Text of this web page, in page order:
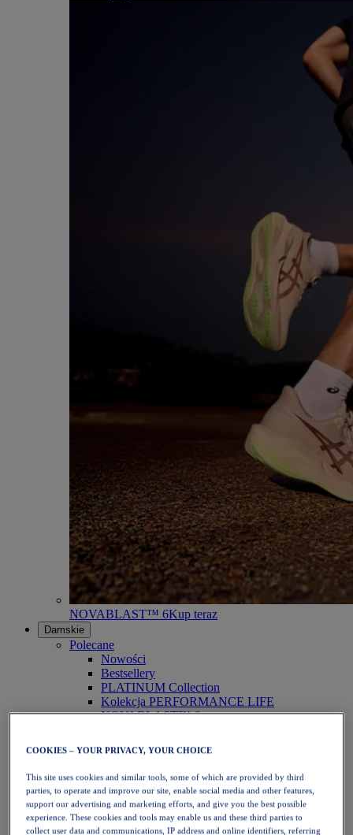
NOVABLAST™ 6Kup teraz
Damskie
Polecane
Nowości
Bestsellery
PLATINUM Collection
Kolekcja PERFORMANCE LIFE
NOVABLAST™ 6
Bieganie
Bieganie w terenie
Tenis
Siatkówka
Piłka ręczna
Padel
Netball
COOKIES – YOUR PRIVACY, YOUR CHOICE
This site uses cookies and similar tools, some of which are provided by third
parties, to operate and improve our site, enable social media and other features,
support our advertising and marketing efforts, and give you the best possible
experience. These cookies and tools may enable us and these third parties to
collect user data and communications, IP address and online identifiers, referring